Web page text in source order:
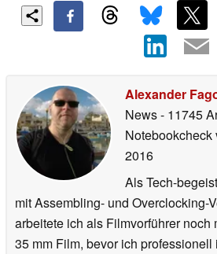
Alexander
News- 11745
2016
Als Tech-
mit Assembling- und Overclocking-
arbeitete ich als Filmvorführer noch
35 mm Film, bevor ich